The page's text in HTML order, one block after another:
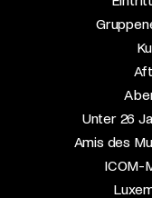
Unter 26
Amis des
ICOM-